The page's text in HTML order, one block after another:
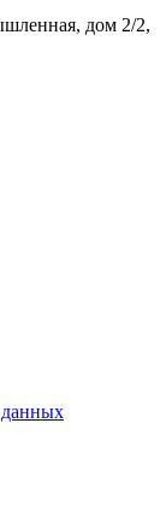
дом 2/2,
данных